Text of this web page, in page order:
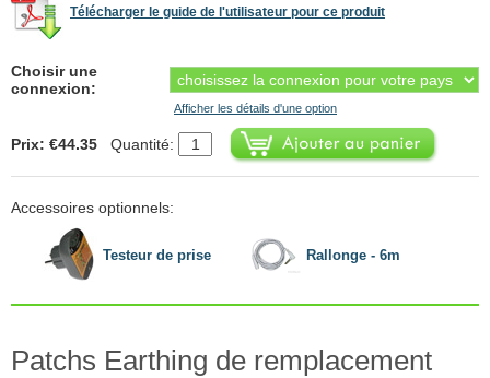
Télécharger le guide de l'utilisateur pour ce produit
Choisir une
connexion:
Afficher les détails d'une option
Prix: €44.35 Quantité:
Accessoires optionnels:
Testeur de prise Rallonge - 6m
Patchs Earthing de remplacement